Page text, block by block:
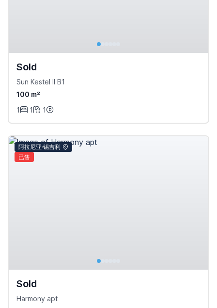
Sold
Sun Kestel II B1
100 m²
1
1 1
阿拉尼亚·锡吉利
已售
Sold
Harmony apt